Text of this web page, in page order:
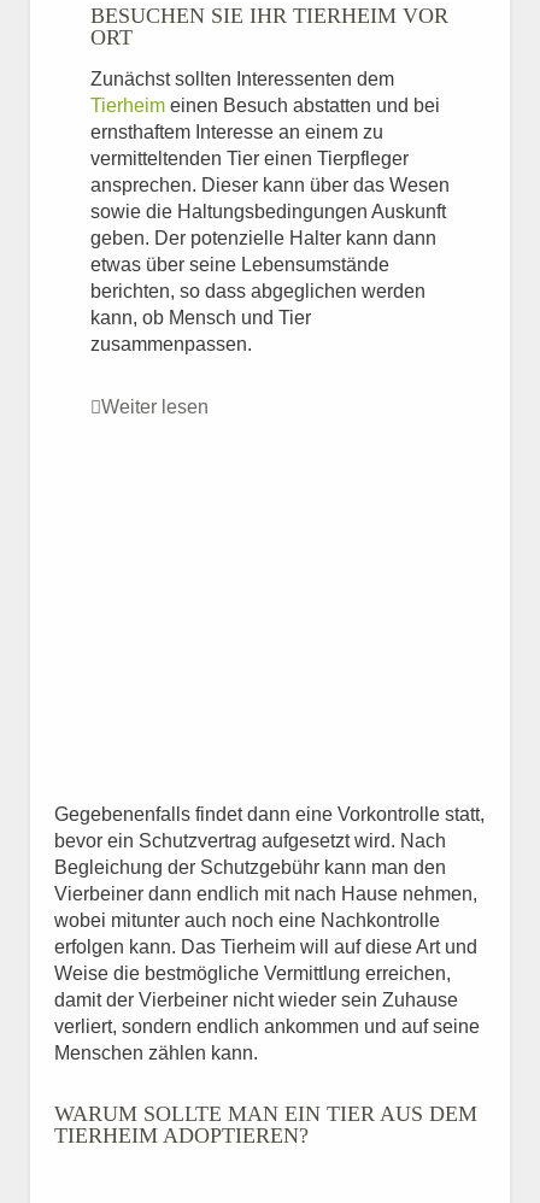
BESUCHEN SIE IHR TIERHEIM VOR
ORT
Zunächst sollten Interessenten dem
Tierheim einen Besuch abstatten und bei
ernsthaftem Interesse an einem zu
vermitteltenden Tier einen Tierpfleger
ansprechen. Dieser kann über das Wesen
sowie die Haltungsbedingungen Auskunft
geben. Der potenzielle Halter kann dann
etwas über seine Lebensumstände
berichten, so dass abgeglichen werden
kann, ob Mensch und Tier
zusammenpassen.
Weiter lesen
Gegebenenfalls findet dann eine Vorkontrolle statt,
bevor ein Schutzvertrag aufgesetzt wird. Nach
Begleichung der Schutzgebühr kann man den
Vierbeiner dann endlich mit nach Hause nehmen,
wobei mitunter auch noch eine Nachkontrolle
erfolgen kann. Das Tierheim will auf diese Art und
Weise die bestmögliche Vermittlung erreichen,
damit der Vierbeiner nicht wieder sein Zuhause
verliert, sondern endlich ankommen und auf seine
Menschen zählen kann.
WARUM SOLLTE MAN EIN TIER AUS DEM
TIERHEIM ADOPTIEREN?